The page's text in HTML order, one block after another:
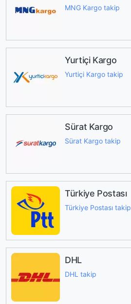
MNG Kargo takip
Yurtiçi Kargo
Yurtiçi Kargo takip
Sürat Kargo
Sürat Kargo takip
Türkiye Postası
Türkiye Postası takip
DHL
DHL takip